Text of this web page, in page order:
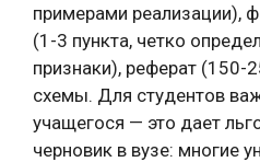
примерами реализации),
(1-3 пункта, четко
признаки), реферат (150-
схемы. Для студентов
учащегося — это дает
черновик в вузе: многие